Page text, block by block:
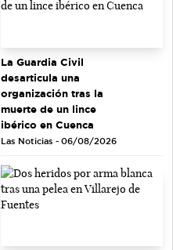
La Guardia Civil
desarticula una
organización tras la
muerte de un lince
ibérico en Cuenca
Las Noticias - 06/08/2026